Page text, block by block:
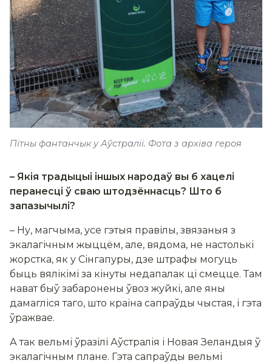
Пітны фантанчык у Аўстраліі. Фота з архіва героя
– Якія традыцыі іншых народаў вы б хацелі
перанесці ў сваю штодзённасць? Што б
запазычылі?
– Ну, магчыма, усе гэтыя правілы, звязаныя з
экалагічным жыццём, але, вядома, не настолькі
жорстка, як у Сінгапуры, дзе штрафы могуць
быць вялікімі за кінуты недапалак ці смецце. Там
нават быў забаронены ўвоз жуйкі, але яны
дамагліся таго, што краіна сапраўды чыстая, і гэта
ўражвае.
А так вельмі ўразілі Аўстралія і Новая Зеландыя ў
экалагічным плане. Гэта сапраўды вельмі